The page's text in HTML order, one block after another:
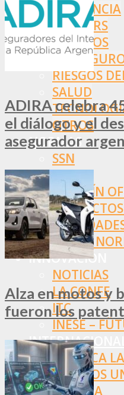
ASISTENCIA
BROKERS
SEGUROS
RIESGOS
SALUD
OTROS
NORMAS
SSN
SRT
BOLETÍN
OTRAS
INNOVACIÓN
NOTICIAS
LA CONFE
ITC
INESE –
AMÉRICA
ESTADOS
EUROPA
ADIRA celebra
el diálogo y el
asegurador
Alza en motos y
fueron los